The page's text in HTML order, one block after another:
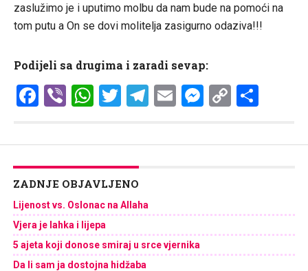
zaslužimo je i uputimo molbu da nam bude na pomoći na
tom putu a On se dovi molitelja zasigurno odaziva!!!
Podijeli sa drugima i zaradi sevap:
Facebook
ViberWhatsApp
Twitter
Telegram
EmailCopy
ZADNJE OBJAVLJENO
Lijenost vs. Oslonac na Allaha
Vjera je lahka i lijepa
5 ajeta koji donose smiraj u srce vjernika
Da li sam ja dostojna hidžaba